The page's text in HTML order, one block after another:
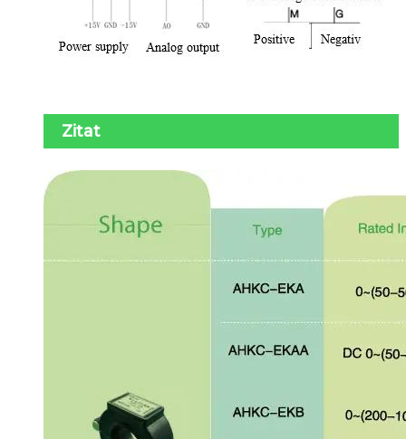
Zitat